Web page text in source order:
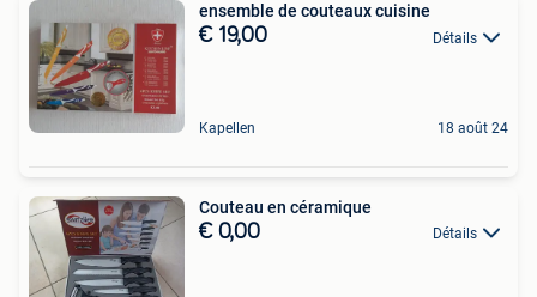
ensemble de couteaux cuisine
€ 19,00 Détails
Kapellen 18 août 24
Couteau en céramique
€ 0,00 Détails